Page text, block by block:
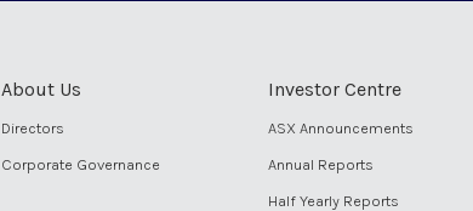
About Us
Directors
Corporate Governance
Investor Centre
ASX Announcements
Annual Reports
Half Yearly Reports